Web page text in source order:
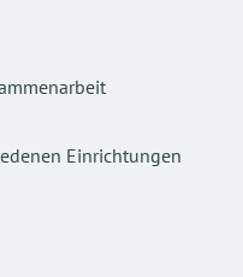
Einrichtungen